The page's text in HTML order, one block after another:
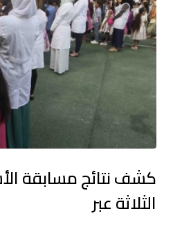
الثلاثة عبر